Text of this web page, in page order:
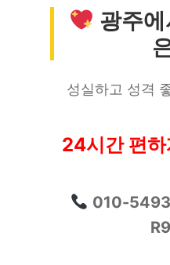
광주
성실하고 성격
24시간 편
010-